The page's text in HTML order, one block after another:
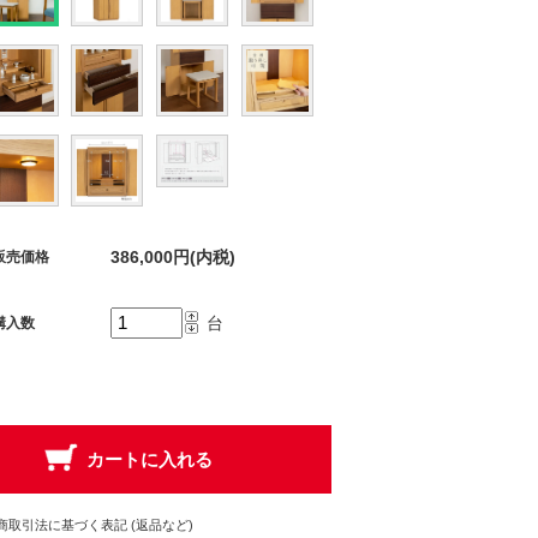
売価格 386,000円(内税)
入数 台
取引法に基づく表記 (返品など)